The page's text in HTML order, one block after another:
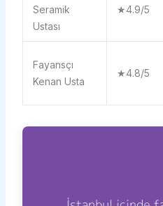
Seramik
Ustası
★4.9/5
Fayansçı
Kenan Usta
★4.8/5